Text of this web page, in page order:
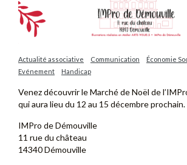
Actualité associative Communication
Économie
Evénement
Handicap
Venez découvrir le Marché de Noël de
qui aura lieu du 12 au 15 décembre prochain.
IMPro de Démouville
11 rue du château
14340 Démouville